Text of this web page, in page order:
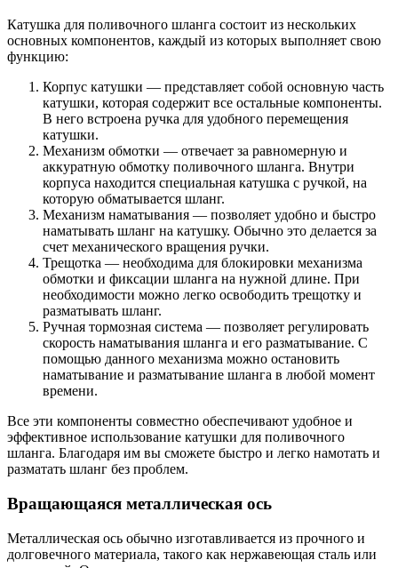
Катушка для поливочного шланга состоит из нескольких
основных компонентов, каждый из которых выполняет свою
функцию:
Корпус катушки — представляет собой основную часть
катушки, которая содержит все остальные компоненты.
В него встроена ручка для удобного перемещения
катушки.
Механизм обмотки — отвечает за равномерную и
аккуратную обмотку поливочного шланга. Внутри
корпуса находится специальная катушка с ручкой, на
которую обматывается шланг.
Механизм наматывания — позволяет удобно и быстро
наматывать шланг на катушку. Обычно это делается за
счет механического вращения ручки.
Трещотка — необходима для блокировки механизма
обмотки и фиксации шланга на нужной длине. При
необходимости можно легко освободить трещотку и
разматывать шланг.
Ручная тормозная система — позволяет регулировать
скорость наматывания шланга и его разматывание. С
помощью данного механизма можно остановить
наматывание и разматывание шланга в любой момент
времени.
Все эти компоненты совместно обеспечивают удобное и
эффективное использование катушки для поливочного
шланга. Благодаря им вы сможете быстро и легко намотать и
разматать шланг без проблем.
Вращающаяся металлическая ось
Металлическая ось обычно изготавливается из прочного и
долговечного материала, такого как нержавеющая сталь или